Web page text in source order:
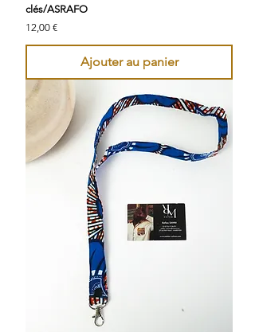
clés/ASRAFO
Prix
12,00 €
Ajouter au panier